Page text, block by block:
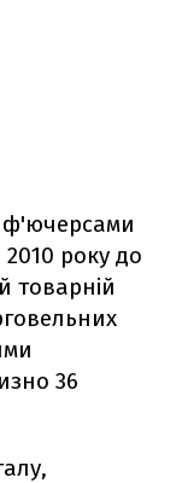
ф'ючерсами
року до
товарній
36